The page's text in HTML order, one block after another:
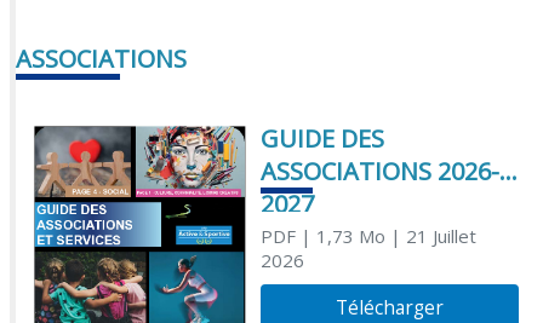
ASSOCIATIONS
GUIDE DES
ASSOCIATIONS 2026-
2027
PDF| 1,73 Mo | 21 Juillet
2026
Télécharger